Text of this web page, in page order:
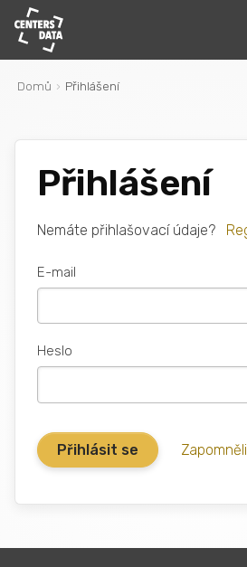
Domů Přihlášení
Přihlášení
Nemáte přihlašovací údaje?
E-mail
Heslo